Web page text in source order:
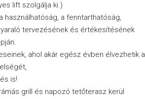
lift szolgálja ki.)
a fenntarthatóság,
tervezésének és értékesítésének
ahol akár egész évben élvezhetik a
is!
grill és napozó tetőterasz kerül